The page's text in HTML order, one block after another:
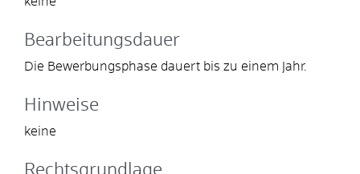
Bearbeitungsdauer
Die Bewerbungsphase dauert bis zu einem Jahr.
Hinweise
keine